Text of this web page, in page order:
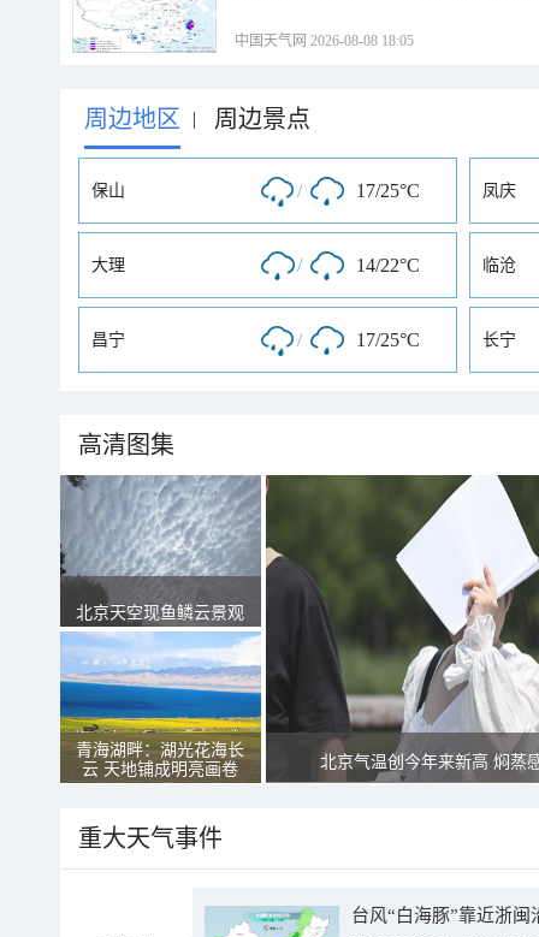
中国天气网 2026-08-08 18:05
周边地区 | 周边景点
保山 / 17/25°C 凤庆
大理 / 14/22°C 临沧
昌宁 / 17/25°C 长宁
高清图集
北京天空现鱼鳞云景观
青海湖畔：湖光花海长
云 天地铺成明亮画卷
北京气温创今年来新高 焖蒸
重大天气事件
台风“白海豚”靠近浙